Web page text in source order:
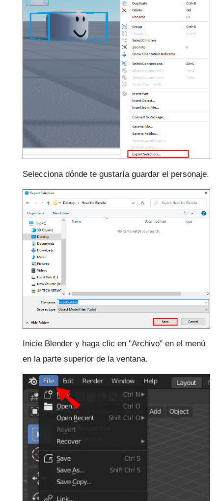
Selecciona dónde te gustaría guardar el personaje.
Inicie Blender y haga clic en "Archivo" en el menú
en la parte superior de la ventana.